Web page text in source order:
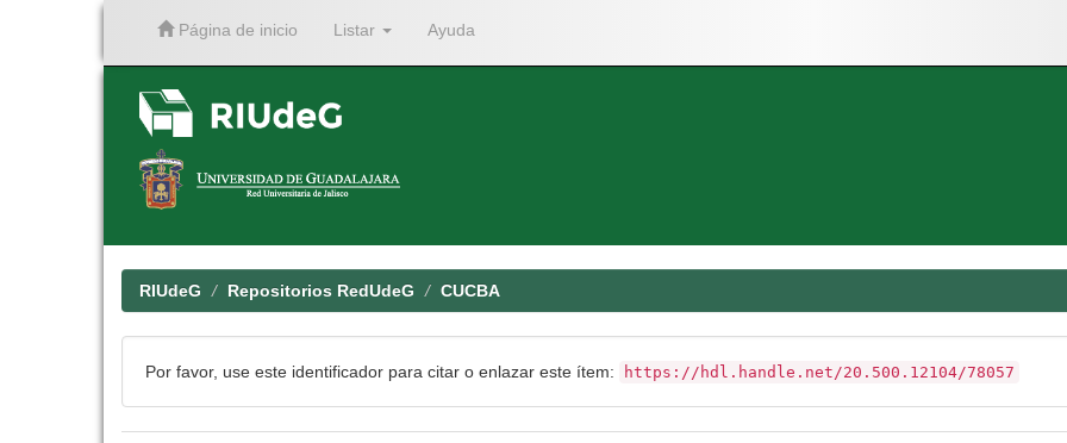
Página de inicio Listar Ayuda
RIUdeG Repositorios RedUdeG CUCBA
Por favor, use este identificador para citar o enlazar este ítem: https://hdl.handle.net/20.500.12104/78057